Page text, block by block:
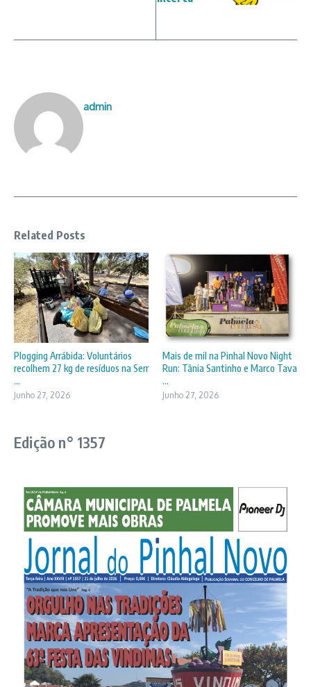
admin
Related Posts
Plogging Arrábida: Voluntários
recolhem 27 kg de resíduos na Serr
...
Junho 27, 2026
Mais de mil na Pinhal Novo Night
Run: Tânia Santinho e Marco Tava
...
Junho 27, 2026
Edição n° 1357